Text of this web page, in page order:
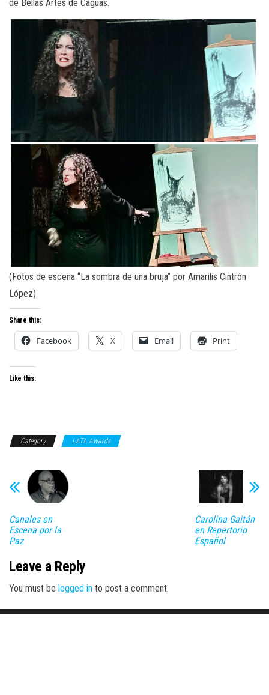
de Bellas Artes de Caguas.
(Fotos de escena “La sombra de una bruja” por Amarilis Cintrón
López)
Share this:
Facebook X Email Print
Like this:
Category LATA Awards
Canales en
Escena por la
Paz
Carolina Gaitán
en Repertorio
Español
Leave a Reply
You must be logged in to post a comment.